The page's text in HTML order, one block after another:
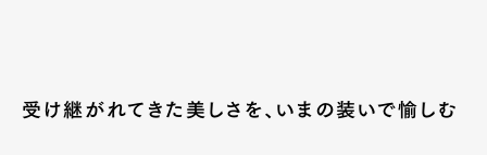
受け継がれてきた美しさを、いまの装いで愉しむ